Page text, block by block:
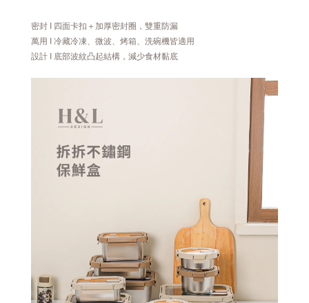
密封 I 四面卡扣＋加厚密封圈，雙重防漏
萬用 I 冷藏冷凍、微波、烤箱、洗碗機皆適用
設計 I 底部波紋凸起結構，減少食材黏底